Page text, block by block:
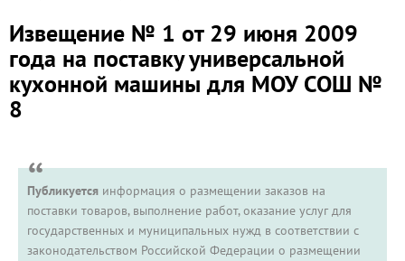
Извещение № 1 от 29 июня 2009
года на поставку универcальной
кухoнной мaшины для МОУ СОШ №
8
Публикуется информация о размещении заказов на
поставки товаров, выполнение работ, оказание услуг для
государственных и муниципальных нужд в соответствии с
законодательством Российской Федерации о размещении